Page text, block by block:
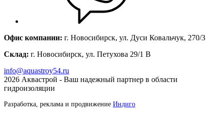
Офис компании: г. Новосибирск, ул. Дуси Ковальчук, 270/3
Склад: г. Новосибирск, ул. Петухова 29/1 В
info@aquastroy54.ru
2026 Аквастрой - Ваш надежный партнер в области
гидроизоляции
Разработка, реклама и продвижение Индиго